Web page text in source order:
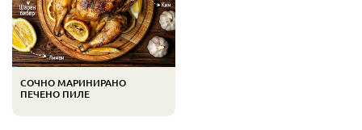
СОЧНО МАРИНИРАНО
ПЕЧЕНО ПИЛЕ